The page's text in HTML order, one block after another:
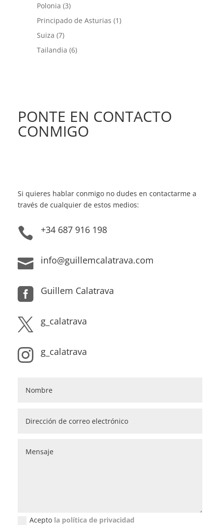
Polonia (3)
Principado de Asturias (1)
Suiza (7)
Tailandia (6)
PONTE EN CONTACTO
CONMIGO
Si quieres hablar conmigo no dudes en contactarme a
través de cualquier de estos medios:
 +34 687 916 198
 info@guillemcalatrava.com
 Guillem Calatrava
 g_calatrava
 g_calatrava
Acepto la política de privacidad